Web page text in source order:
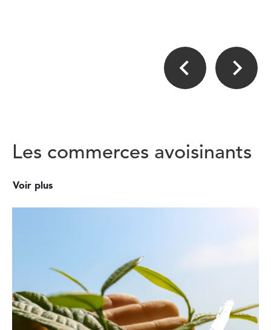
Les commerces avoisinants
Voir plus